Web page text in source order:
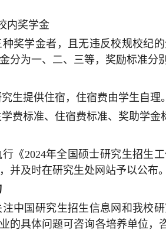
内奖学金
奖学金者，且无违反校规校纪
分为一、二、三等，奖励标准分
生提供住宿，住宿费由学生自理
学费标准、住宿费标准、奖助学
《2024年全国硕士研究生招生
并及时在研究生处网站予以公布
中国研究生招生信息网和我校
的具体问题可咨询各培养单位，